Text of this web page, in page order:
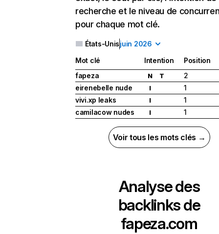
recherche et le niveau de
pour chaque mot clé.
États-Unisjuin 2026
Mot clé Intention
Position
fapeza
N T
2
eirenebelle nude
I
1
vivi.xp leaks
I
1
camilacow nudes
I 1
Voir tous les mots clés →
Analyse des
backlinks de
fapeza.com